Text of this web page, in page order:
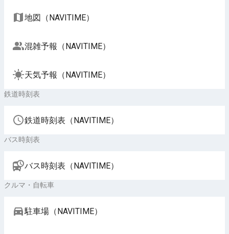
地図（NAVITIME）
混雑予報（NAVITIME）
天気予報（NAVITIME）
鉄道時刻表
鉄道時刻表（NAVITIME）
バス時刻表
バス時刻表（NAVITIME）
クルマ・自転車
駐車場（NAVITIME）